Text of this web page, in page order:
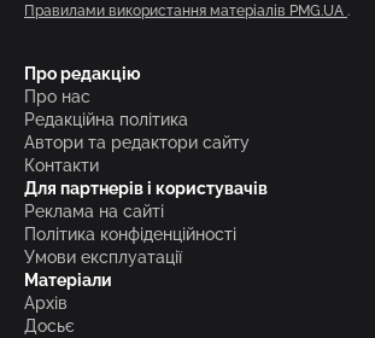
Правилами використання матеріалів PMG.UA .
Про редакцію
Про нас
Редакційна політика
Автори та редактори сайту
Контакти
Для партнерів і користувачів
Реклама на сайті
Політика конфіденційності
Умови експлуатації
Матеріали
Архів
Досьє